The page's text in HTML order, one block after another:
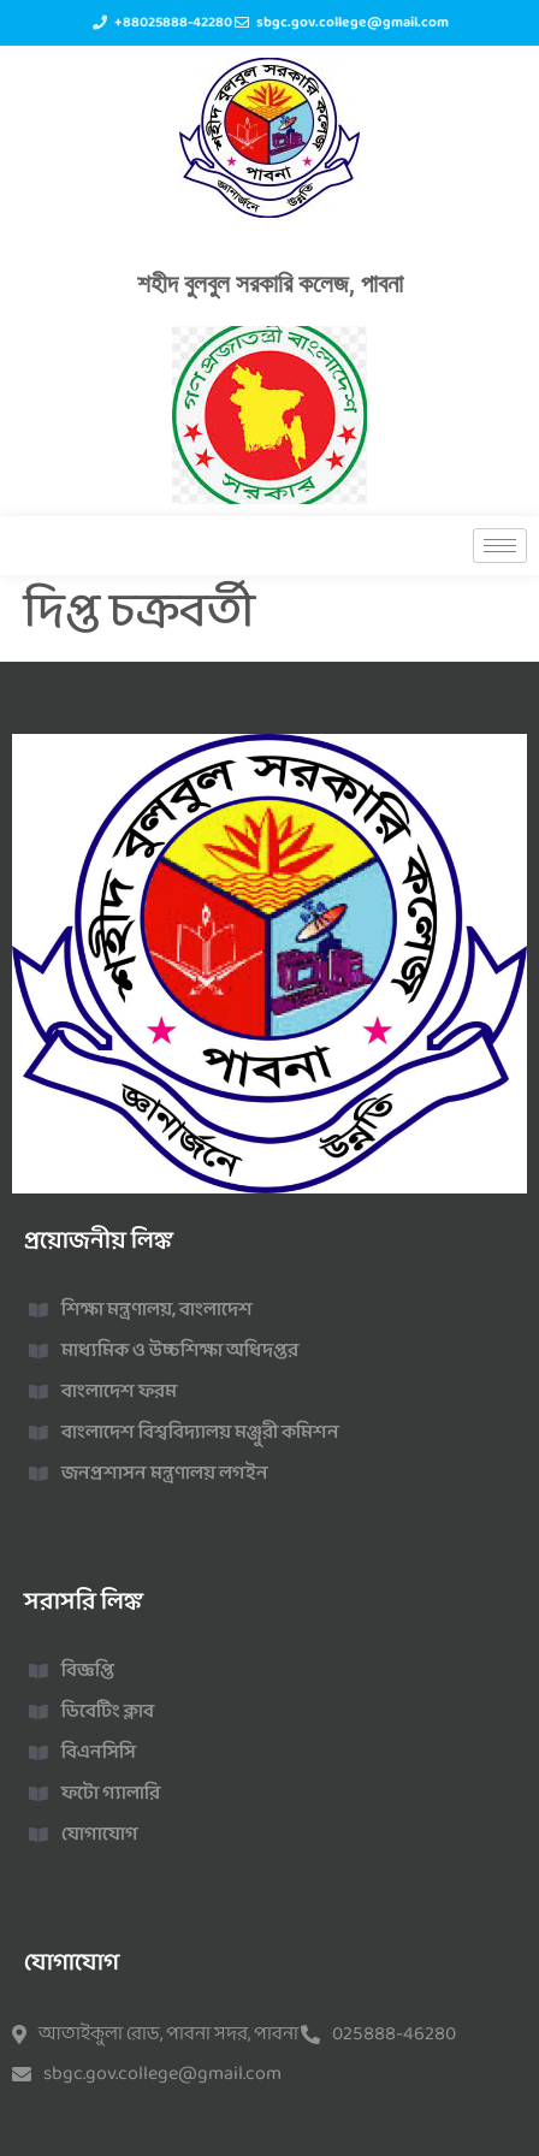
+88025888-42280 sbgc.gov.college@gmail.com
শহীদ বুলবুল সরকারি কলেজ, পাবনা
দিপ্ত চক্রবর্তী
প্রয়োজনীয় লিঙ্ক
শিক্ষা মন্ত্রণালয়, বাংলাদেশ
মাধ্যমিক ও উচ্চশিক্ষা অধিদপ্তর
বাংলাদেশ ফরম
বাংলাদেশ বিশ্ববিদ্যালয় মঞ্জুরী কমিশন
জনপ্রশাসন মন্ত্রণালয় লগইন
সরাসরি লিঙ্ক
বিজ্ঞপ্তি
ডিবেটিং ক্লাব
বিএনসিসি
ফটো গ্যালারি
যোগাযোগ
যোগাযোগ
আতাইকুলা রোড, পাবনা সদর, পাবনা
025888-46280
sbgc.gov.college@gmail.com